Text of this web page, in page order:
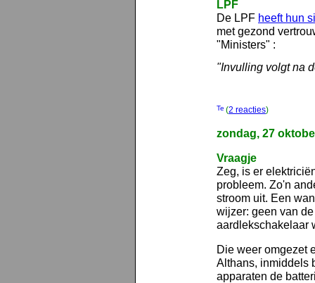
LPF
De LPF heeft hun
met gezond
"Ministers" :
"Invulling volgt na
(2 reacties)
zondag, 27
Vraagje
Zeg, is er
probleem. Zo'n
stroom uit. Een
wijzer: geen van
aardlekschakelaar
Die weer omgezet
Althans, inmiddels
apparaten de